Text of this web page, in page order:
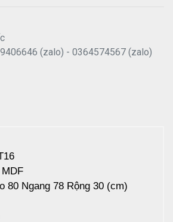
(zalo) - 0364574567 (zalo)
80 Ngang 78 Rộng 30 (cm)